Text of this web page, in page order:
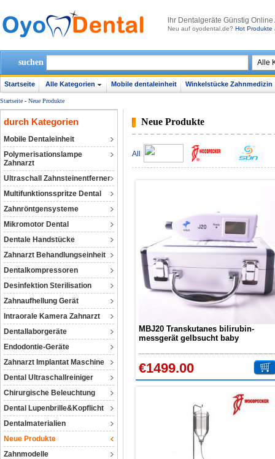
lhr Dentalgeräte Günstig
Neu auf oyodental.de? Hot Produkte
suchen
Startseite Alle Kategorien Mobile dentaleinheit Winkelstücke Zahnmedizin
Startseite - Neue Produkte
durch Kategorien
Mobile Dentaleinheit
Polymerisationslampe
Zahnarzt
Ultraschall Zahnsteinentferner
Multifunktionsspritze Dental
Zahnröntgensysteme
Mikromotor Dental
Dentale Handstücke
Zahnarzt Behandlungseinheit
Dentalkompressoren‎
Desinfektion Sterilisation
Zahnaufhellung Gerät
Intraorale Kamera Zahnarzt
Dentallaborgeräte
Endodontie-Geräte
Zahnarzt Implantat Maschine
Dental Ultraschallreiniger
Chirurgische Beleuchtung
Dental Lupenbrille&Kopflicht
Dentalmaterialien
Neue Produkte
Zahnmodelle
Neue Produkte
All
MBJ20 Transkutanes bilirubin-
messgerät gelbsucht baby
bilirubinmessgerät nicht invasives
€1499.00